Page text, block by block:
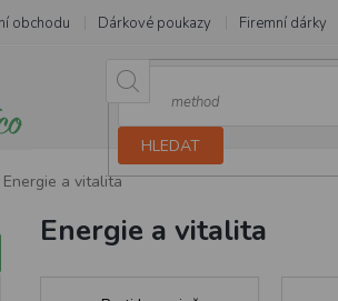
obchodu Dárkové poukazy Firemní dárky
HLEDAT
Energie a vitalita
Energie a vitalita